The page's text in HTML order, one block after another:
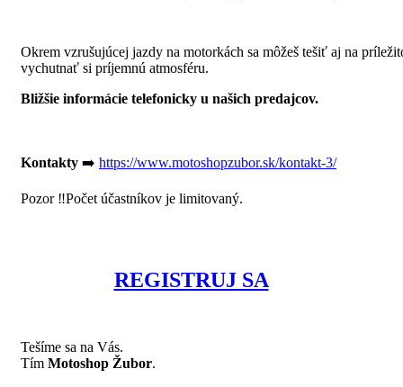
Okrem vzrušujúcej jazdy na motorkách sa môžeš tešiť aj na
vychutnať si príjemnú atmosféru.
Bližšie informácie telefonicky u našich predajcov.
Kontakty ➡️ https://www.motoshopzubor.sk/kontakt-3/
Pozor ‼️Počet účastníkov je limitovaný.
REGISTRUJ SA
Tešíme sa na Vás.
Tím Motoshop Žubor.